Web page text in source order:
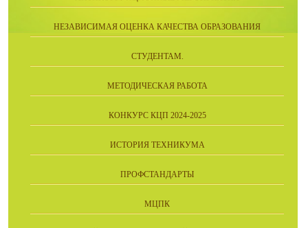
НЕЗАВИСИМАЯ ОЦЕНКА КАЧЕСТВА ОБРАЗОВАНИЯ
СТУДЕНТАМ.
МЕТОДИЧЕСКАЯ РАБОТА
КОНКУРС КЦП 2024-2025
ИСТОРИЯ ТЕХНИКУМА
ПРОФСТАНДАРТЫ
МЦПК